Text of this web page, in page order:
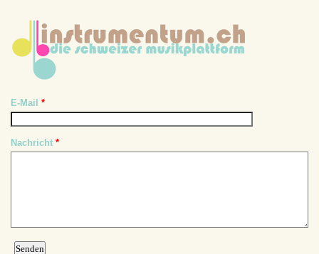
E-Mail *
Nachricht *